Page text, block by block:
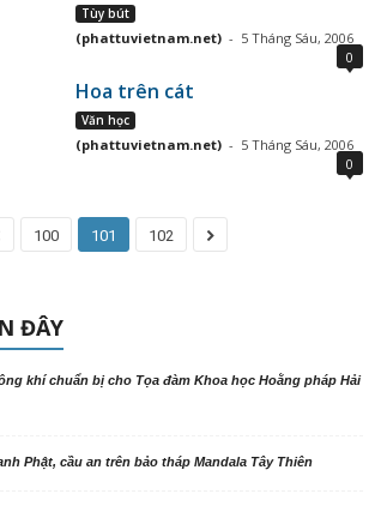
Tùy bút
(phattuvietnam.net) - 5 Tháng Sáu, 2006
0
Hoa trên cát
Văn học
(phattuvietnam.net) - 5 Tháng Sáu, 2006
0
100 101 102
ĐÂY
khí chuẩn bị cho Tọa đàm Khoa học Hoằng pháp Hải
Phật, cầu an trên bảo tháp Mandala Tây Thiên